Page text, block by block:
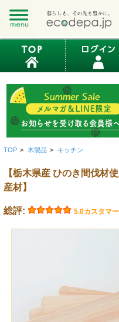
TOP > 木製品 > キッチン
【栃木県産 ひのき間伐材
産材】
総評: 5.0カスタマ